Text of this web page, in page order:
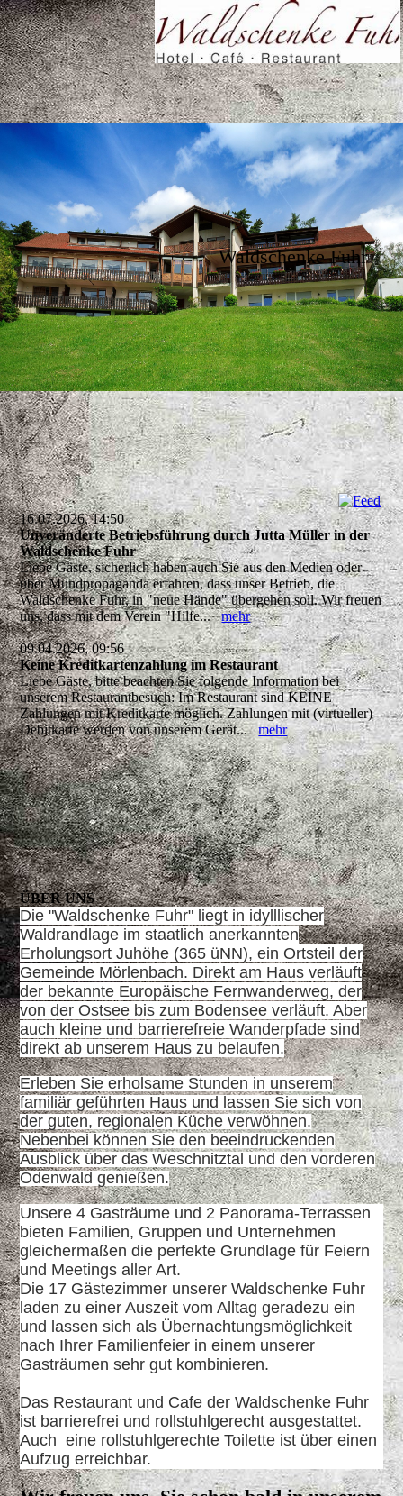
Waldschenke Fuhr
16.07.2026, 14:50
Unveränderte Betriebsführung durch Jutta Müller in der
Waldschenke Fuhr
Liebe Gäste, sicherlich haben auch Sie aus den Medien oder
über Mundpropaganda erfahren, dass unser Betrieb, die
Waldschenke Fuhr, in "neue Hände" übergehen soll. Wir freuen
uns, dass mit dem Verein "Hilfe...mehr
09.04.2026, 09:56
Keine Kreditkartenzahlung im Restaurant
Liebe Gäste, bitte beachten Sie folgende Information bei
unserem Restaurantbesuch: Im Restaurant sind KEINE
Zahlungen mit Kreditkarte möglich. Zahlungen mit (virtueller)
Debitkarte werden von unserem Gerät...mehr
ÜBER UNS
Die "Waldschenke Fuhr" liegt in idylllischer
Waldrandlage im staatlich anerkannten
Erholungsort Juhöhe (365 üNN), ein Ortsteil der
Gemeinde Mörlenbach. Direkt am Haus verläuft
der bekannte Europäische Fernwanderweg, der
von der Ostsee bis zum Bodensee verläuft. Aber
auch kleine und barrierefreie Wanderpfade sind
direkt ab unserem Haus zu belaufen.
Erleben Sie erholsame Stunden in unserem
familiär geführten Haus und lassen Sie sich von
der guten, regionalen Küche verwöhnen.
Nebenbei können Sie den beeindruckenden
Ausblick über das Weschnitztal und den vorderen
Odenwald genießen.
Unsere 4 Gasträume und 2 Panorama-Terrassen
bieten Familien, Gruppen und Unternehmen
gleichermaßen die perfekte Grundlage für Feiern
und Meetings aller Art.
Die 17 Gästezimmer unserer Waldschenke Fuhr
laden zu einer Auszeit vom Alltag geradezu ein
und lassen sich als Übernachtungsmöglichkeit
nach Ihrer Familienfeier in einem unserer
Gasträumen sehr gut kombinieren.
Das Restaurant und Cafe der Waldschenke Fuhr
ist barrierefrei und rollstuhlgerecht ausgestattet.
Auch eine rollstuhlgerechte Toilette ist über einen
Aufzug erreichbar.